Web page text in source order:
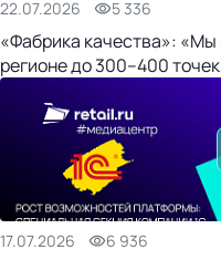
22.07.2026 5 336
«Фабрика качества»:
регионе до 300–400
17.07.2026 6 936